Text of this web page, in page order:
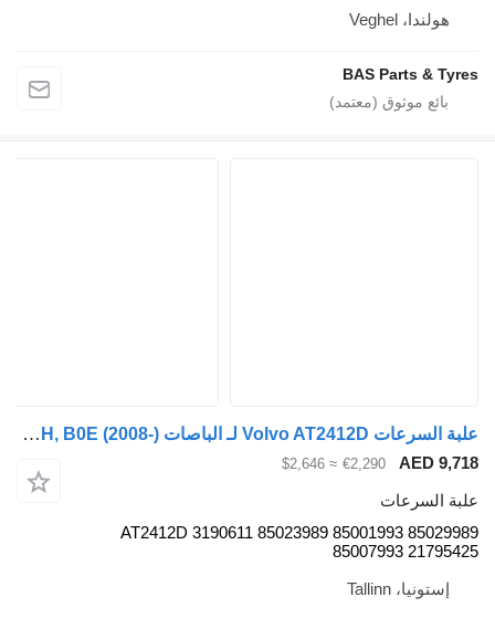
هولندا، Veghel
BAS Parts &
علبة السرعات Volvo AT2412D لـ الباصات Volvo B5LH, B0E (2008-)
AED
€2,290
≈ $2,646
السرعات
AT2412D 3190611 85023989 85001993
85007993
إستونيا، Tallinn